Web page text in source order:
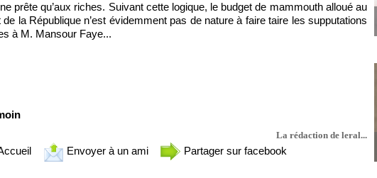
prête qu’aux riches. Suivant cette logique, le budget de mammouth alloué au
la République n’est évidemment pas de nature à faire taire les supputations
à M. Mansour Faye...
La rédaction de leral...
Envoyer à un ami Partager sur facebook